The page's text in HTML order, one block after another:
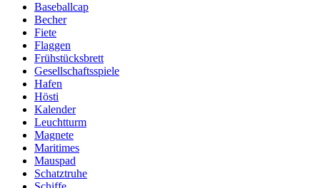
Baseballcap
Becher
Fiete
Flaggen
Frühstücksbrett
Gesellschaftsspiele
Hafen
Hösti
Kalender
Leuchtturm
Magnete
Maritimes
Mauspad
Schatztruhe